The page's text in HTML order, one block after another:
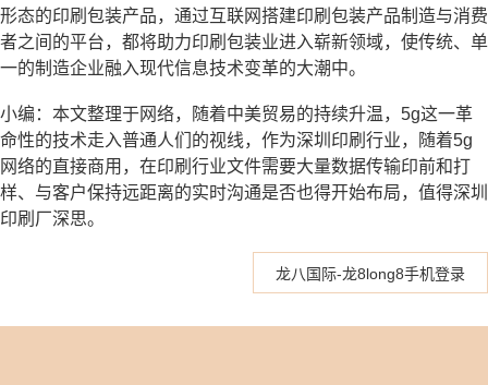
形态的印刷包装产品，通过互联网搭建印刷包装产品制造与消费
者之间的平台，都将助力印刷包装业进入崭新领域，使传统、单
一的制造企业融入现代信息技术变革的大潮中。
小编：本文整理于网络，随着中美贸易的持续升温，5g这一革
命性的技术走入普通人们的视线，作为深圳印刷行业，随着5g
网络的直接商用，在印刷行业文件需要大量数据传输印前和打
样、与客户保持远距离的实时沟通是否也得开始布局，值得深圳
印刷厂深思。
龙八国际-龙8long8手机登录